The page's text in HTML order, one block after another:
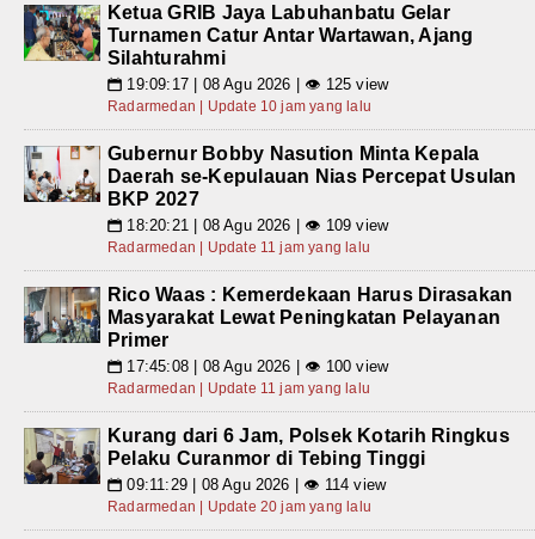
Ketua GRIB Jaya Labuhanbatu Gelar
Turnamen Catur Antar Wartawan, Ajang
Silahturahmi
📅 19:09:17 | 08 Agu 2026 | 👁 125 view
Radarmedan | Update 10 jam yang lalu
Gubernur Bobby Nasution Minta Kepala
Daerah se-Kepulauan Nias Percepat Usulan
BKP 2027
📅 18:20:21 | 08 Agu 2026 | 👁 109 view
Radarmedan | Update 11 jam yang lalu
Rico Waas : Kemerdekaan Harus Dirasakan
Masyarakat Lewat Peningkatan Pelayanan
Primer
📅 17:45:08 | 08 Agu 2026 | 👁 100 view
Radarmedan | Update 11 jam yang lalu
Kurang dari 6 Jam, Polsek Kotarih Ringkus
Pelaku Curanmor di Tebing Tinggi
📅 09:11:29 | 08 Agu 2026 | 👁 114 view
Radarmedan | Update 20 jam yang lalu